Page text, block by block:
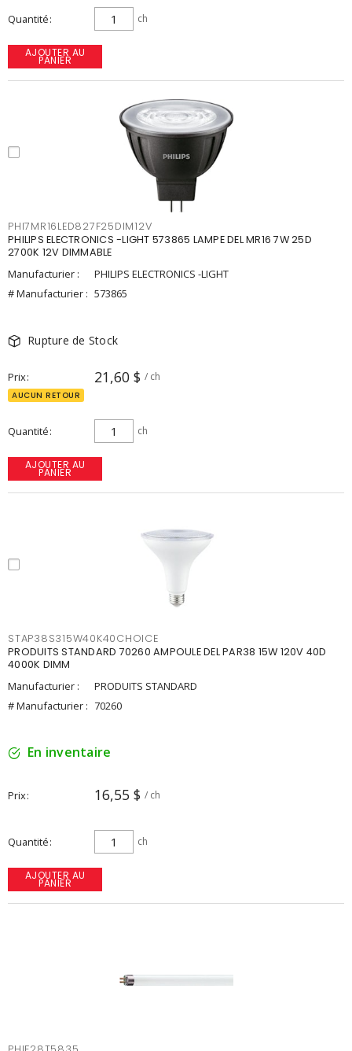
Quantité ch
AJOUTER AU
PANIER
PHI7MR16LED827F25DIM12V
PHILIPS ELECTRONICS -LIGHT 573865 LAMPE DEL MR16 7W 25D
2700K 12V DIMMABLE
Manufacturier :
PHILIPS ELECTRONICS -LIGHT
# Manufacturier : 573865
Rupture de Stock
Prix 21,60 $ / ch
AUCUN RETOUR
Quantité ch
AJOUTER AU
PANIER
STAP38S315W40K40CHOICE
PRODUITS STANDARD 70260 AMPOULE DEL PAR38 15W 120V 40D
4000K DIMM
Manufacturier :
PRODUITS STANDARD
# Manufacturier : 70260
En inventaire
Prix 16,55 $ / ch
Quantité ch
AJOUTER AU
PANIER